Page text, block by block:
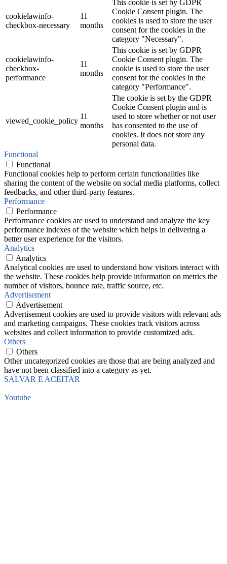
cookielawinfo-
checkbox-necessary
11
months
This cookie is set by GDPR
Cookie Consent plugin. The
cookies is used to store the user
consent for the cookies in the
category "Necessary".
cookielawinfo-
checkbox-
performance
11
months
This cookie is set by GDPR
Cookie Consent plugin. The
cookie is used to store the user
consent for the cookies in the
category "Performance".
viewed_cookie_policy
11
months
The cookie is set by the GDPR
Cookie Consent plugin and is
used to store whether or not user
has consented to the use of
cookies. It does not store any
personal data.
Functional
Functional
Functional cookies help to perform certain functionalities like
sharing the content of the website on social media platforms, collect
feedbacks, and other third-party features.
Performance
Performance
Performance cookies are used to understand and analyze the key
performance indexes of the website which helps in delivering a
better user experience for the visitors.
Analytics
Analytics
Analytical cookies are used to understand how visitors interact with
the website. These cookies help provide information on metrics the
number of visitors, bounce rate, traffic source, etc.
Advertisement
Advertisement
Advertisement cookies are used to provide visitors with relevant ads
and marketing campaigns. These cookies track visitors across
websites and collect information to provide customized ads.
Others
Others
Other uncategorized cookies are those that are being analyzed and
have not been classified into a category as yet.
SALVAR E ACEITAR
Youtube